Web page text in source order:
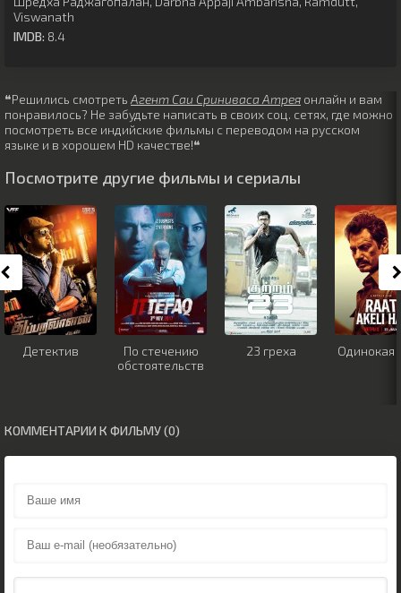
Viswanath
IMDB: 8.4
❝Решились смотретьАгент Саи Сриниваса Атрея онлайн и вам
понравилось? Не забудьте написать в своих соц. сетях, где можно
посмотреть все индийские фильмы с переводом на русском
языке и в хорошем HD качестве!❝
Посмотрите другие фильмы и сериалы
Детектив
По стечению
обстоятельств
23 греха Одинокая
КОММЕНТАРИИ К ФИЛЬМУ (0)